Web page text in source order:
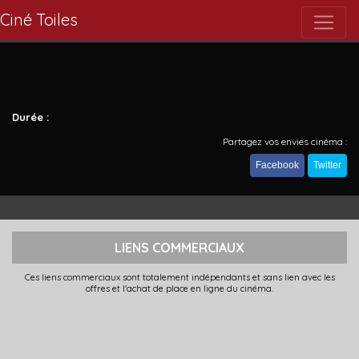
Ciné Toiles
Durée :
Partagez vos envies cinéma :
Facebook Twitter
LIENS COMMERCIAUX
Ces liens commerciaux sont totalement indépendants et sans lien avec les
offres et l'achat de place en ligne du cinéma.